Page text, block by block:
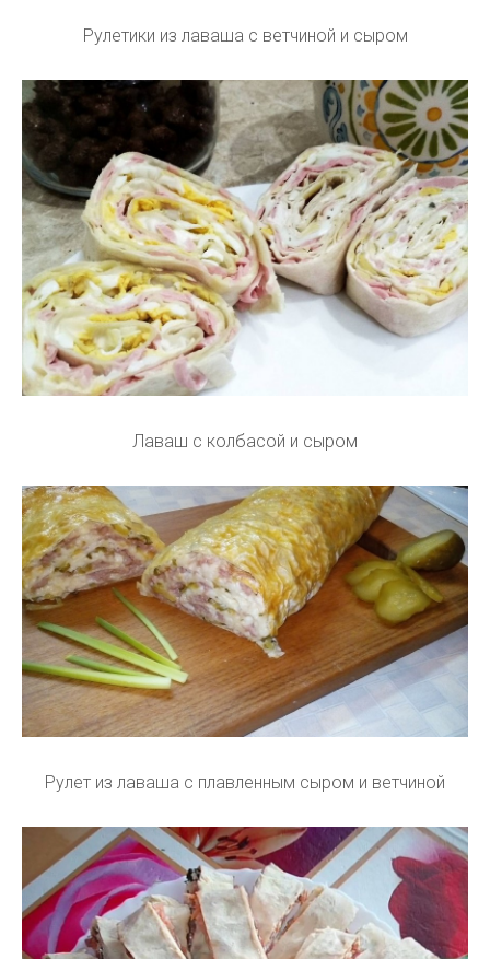
Рулетики из лаваша с ветчиной и сыром
Лаваш с колбасой и сыром
Рулет из лаваша с плавленным сыром и ветчиной